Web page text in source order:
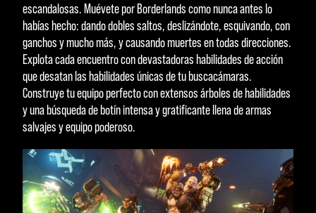
escandalosas. Muévete por Borderlands como nunca antes lo
habías hecho: dando dobles saltos, deslizándote, esquivando, con
ganchos y mucho más, y causando muertes en todas direcciones.
Explota cada encuentro con devastadoras habilidades de acción
que desatan las habilidades únicas de tu buscacámaras.
Construye tu equipo perfecto con extensos árboles de habilidades
y una búsqueda de botín intensa y gratificante llena de armas
salvajes y equipo poderoso.